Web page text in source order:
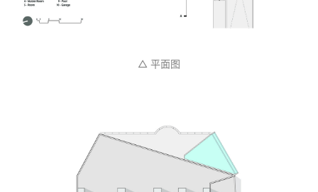
△ 平面图